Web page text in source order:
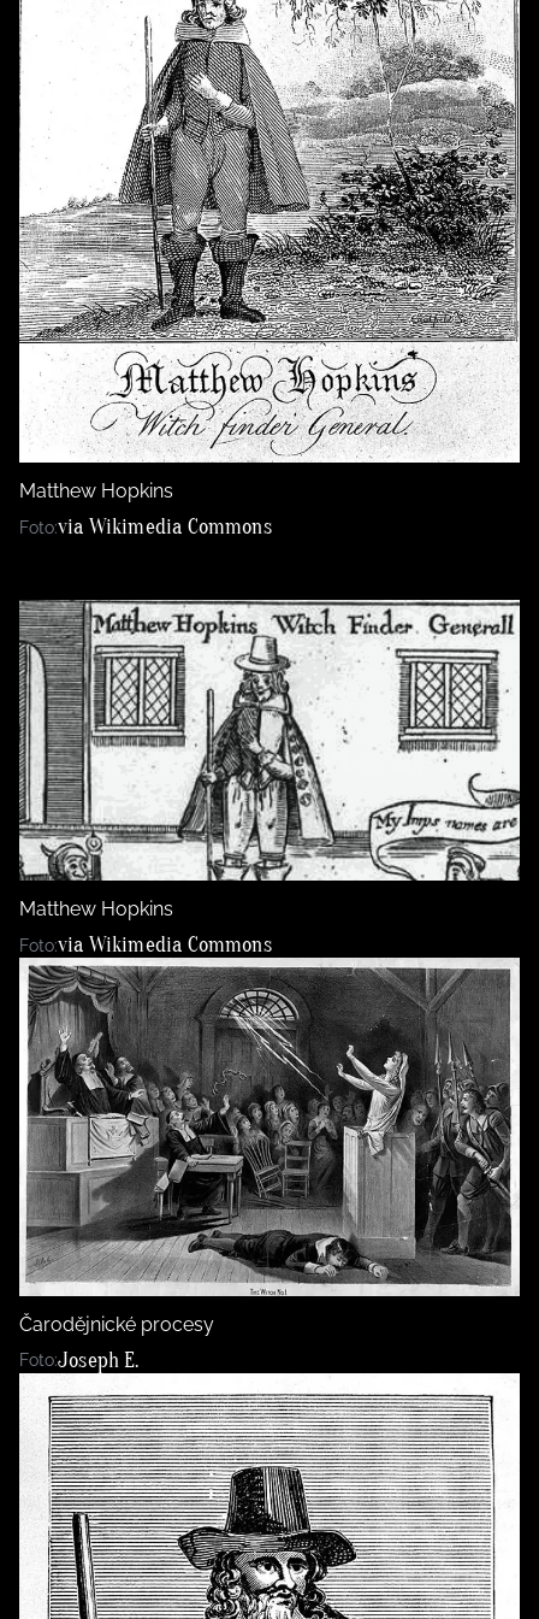
Matthew Hopkins
Foto:via Wikimedia Commons
Matthew Hopkins
Foto:via Wikimedia Commons
Čarodějnické procesy
Foto:Joseph E.